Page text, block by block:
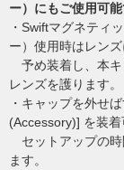
ー）にもご使用可能
・Swiftマグネティ
ー）使用時はレン
予め装着し、本キ
レンズを護ります。
・キャップを外せ
(Accessory)] を装着
セットアップの時
ます。